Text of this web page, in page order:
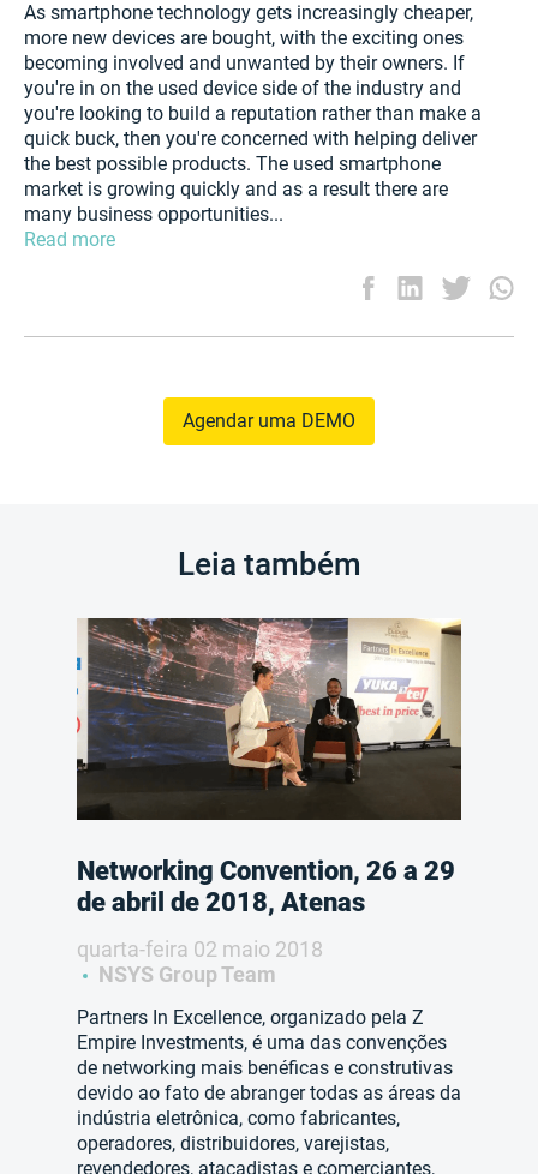
As smartphone technology gets increasingly cheaper,
more new devices are bought, with the exciting ones
becoming involved and unwanted by their owners. If
you're in on the used device side of the industry and
you're looking to build a reputation rather than make a
quick buck, then you're concerned with helping deliver
the best possible products. The used smartphone
market is growing quickly and as a result there are
many business opportunities...
Read more
Agendar uma DEMO
Leia também
Networking Convention, 26 a 29
de abril de 2018, Atenas
quarta-feira 02 maio 2018
NSYS Group Team
Partners In Excellence, organizado pela Z
Empire Investments, é uma das convenções
de networking mais benéficas e construtivas
devido ao fato de abranger todas as áreas da
indústria eletrônica, como fabricantes,
operadores, distribuidores, varejistas,
revendedores, atacadistas e comerciantes,